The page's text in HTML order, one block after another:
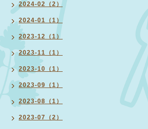
2024-02（2）
2024-01（1）
2023-12（1）
2023-11（1）
2023-10（1）
2023-09（1）
2023-08（1）
2023-07（2）